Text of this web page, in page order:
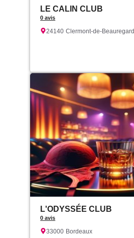
LE CALIN CLUB
0 avis
24140 Clermont-de-Beauregard
L'ODYSSÉE CLUB
0 avis
33000 Bordeaux